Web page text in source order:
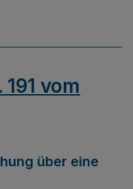
vom
über eine